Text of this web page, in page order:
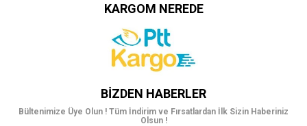
KARGOM NEREDE
BIZDEN HABERLER
Bültenimize Üye Olun ! Tüm İndirim ve Fırsatlardan İlk Sizin Haberiniz
Olsun !